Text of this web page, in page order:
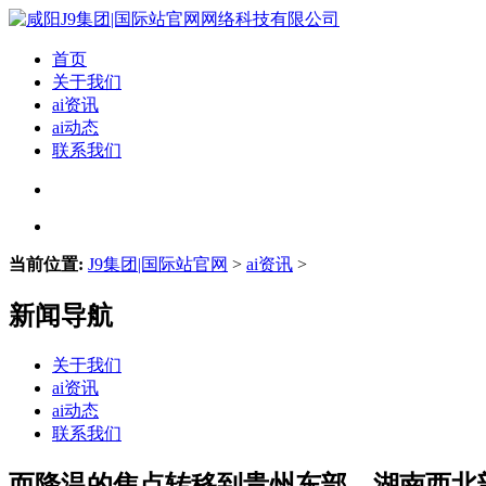
首页
关于我们
ai资讯
ai动态
联系我们
当前位置: J9集团|国际站官网 > ai资讯 >
新闻导航
关于我们
ai资讯
ai动态
联系我们